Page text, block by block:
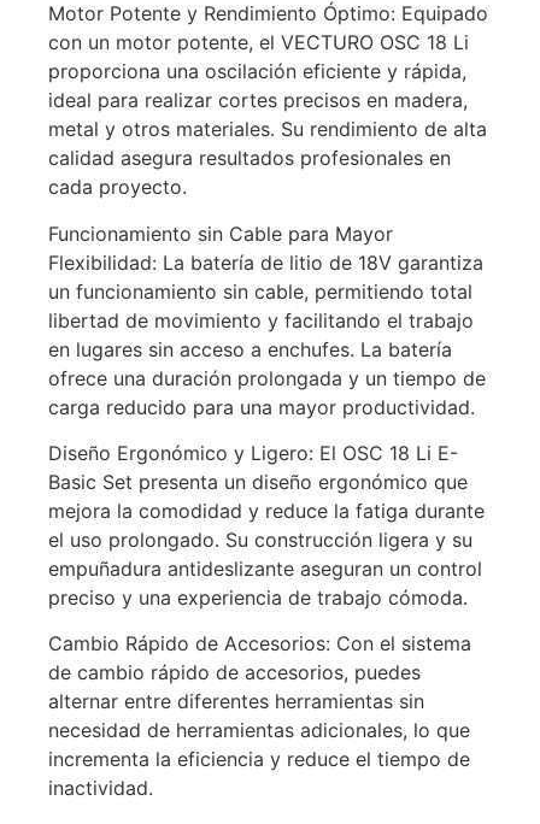
Motor Potente y Rendimiento Óptimo: Equipado
con un motor potente, el VECTURO OSC 18 Li
proporciona una oscilación eficiente y rápida,
ideal para realizar cortes precisos en madera,
metal y otros materiales. Su rendimiento de alta
calidad asegura resultados profesionales en
cada proyecto.
Funcionamiento sin Cable para Mayor
Flexibilidad: La batería de litio de 18V garantiza
un funcionamiento sin cable, permitiendo total
libertad de movimiento y facilitando el trabajo
en lugares sin acceso a enchufes. La batería
ofrece una duración prolongada y un tiempo de
carga reducido para una mayor productividad.
Diseño Ergonómico y Ligero: El OSC 18 Li E-
Basic Set presenta un diseño ergonómico que
mejora la comodidad y reduce la fatiga durante
el uso prolongado. Su construcción ligera y su
empuñadura antideslizante aseguran un control
preciso y una experiencia de trabajo cómoda.
Cambio Rápido de Accesorios: Con el sistema
de cambio rápido de accesorios, puedes
alternar entre diferentes herramientas sin
necesidad de herramientas adicionales, lo que
incrementa la eficiencia y reduce el tiempo de
inactividad.